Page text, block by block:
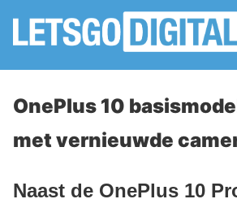
OnePlus 10
met vernieuwde
Naast de OnePlus 10